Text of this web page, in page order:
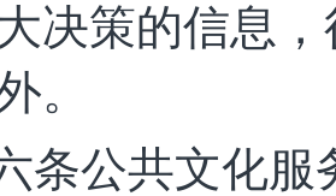
决策的信息
。
条公共文化服